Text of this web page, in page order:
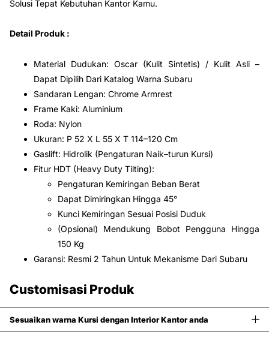
Solusi Tepat Kebutuhan Kantor Kamu.
Detail Produk :
Material Dudukan: Oscar (Kulit Sintetis) / Kulit Asli –
Dapat Dipilih Dari Katalog Warna Subaru
Sandaran Lengan: Chrome Armrest
Frame Kaki: Aluminium
Roda: Nylon
Ukuran: P 52 X L 55 X T 114–120 Cm
Gaslift: Hidrolik (Pengaturan Naik–turun Kursi)
Fitur HDT (Heavy Duty Tilting):
Pengaturan Kemiringan Beban Berat
Dapat Dimiringkan Hingga 45°
Kunci Kemiringan Sesuai Posisi Duduk
(Opsional) Mendukung Bobot Pengguna Hingga
150 Kg
Garansi: Resmi 2 Tahun Untuk Mekanisme Dari Subaru
Customisasi Produk
Sesuaikan warna Kursi dengan Interior Kantor anda